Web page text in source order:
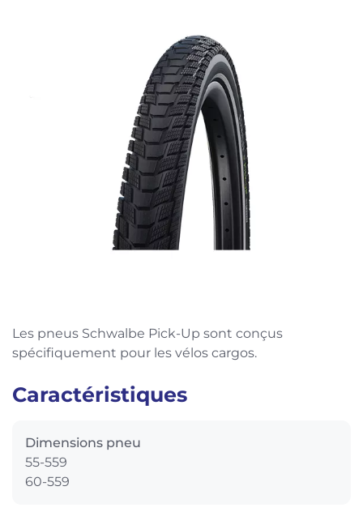
Les pneus Schwalbe Pick-Up sont conçus
spécifiquement pour les vélos cargos.
Caractéristiques
Dimensions pneu
55-559
60-559